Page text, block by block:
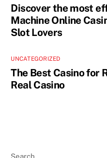
Discover the most
Machine Online
Slot Lovers
UNCATEGORIZED
The Best Casino for
Real Casino
Search